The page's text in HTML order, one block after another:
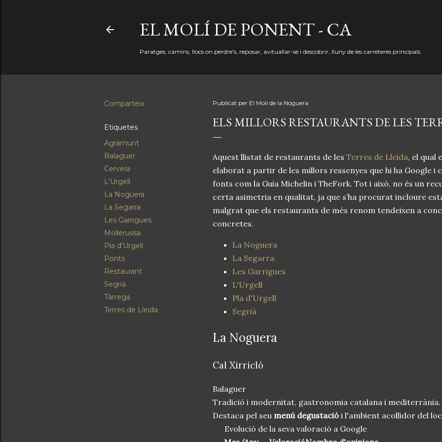
EL MOLÍ DE PONENT - CA
Paratges, camins, llocs on perdre's, reposar, avituallar-se i descobrir, lluny de les carreteres principals.
Comparteix
Etiquetes
Agramunt
Balaguer
Cervera
L'Urgell
La Noguera
La Segarra
Les Garrigues
Mollerussa
Pla d'Urgell
Ponts
Restaurant
Segrià
Tàrrega
Terres de Lleida
Publicat per El Molí de la Noguera
ELS MILLORS RESTAURANTS DE LES
Aquest llistat de restaurants de les Terres de Lleida, el qual
elaborat a partir de les millors ressenyes que hi ha Google i
fonts com la Guia Michelin i TheFork. Tot i això, no és un
certa asimetria en qualitat, ja que s’ha procurat incloure
malgrat que els restaurants de més renom tendeixen a
concretes.
La Noguera
La Segarra
Les Garrigues
L'Urgell
Pla d'Urgell
Segrià
La Noguera
Cal Xirricló
Balaguer
Tradició i modernitat, gastronomia catalana i mediterrània.
Destaca pel seu menú degustació i l'ambient acollidor del
Evolució de la seva valoració a Google